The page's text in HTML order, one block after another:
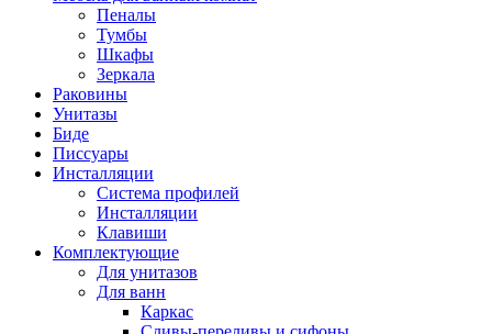
Пеналы
Тумбы
Шкафы
Зеркала
Раковины
Унитазы
Биде
Писсуары
Инсталляции
Система профилей
Инсталляции
Клавиши
Комплектующие
Для унитазов
Для ванн
Каркас